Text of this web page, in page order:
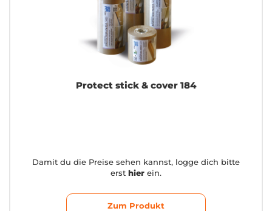
Protect stick & cover 184
Damit du die Preise sehen kannst, logge dich bitte
erst hier ein.
Zum Produkt